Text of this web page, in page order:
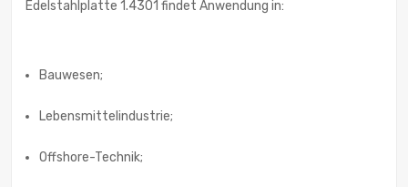
Edelstahlplatte 1.4301 findet Anwendung in:
Bauwesen;
Lebensmittelindustrie;
Offshore-Technik;